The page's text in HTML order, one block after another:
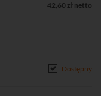
42,60 zł netto
Dostępny